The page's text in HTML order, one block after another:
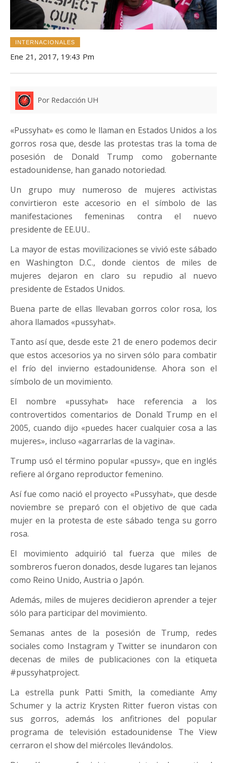
INTERNACIONALES
Ene 21, 2017, 19:43 Pm
Por Redacción UH
«Pussyhat» es como le llaman en Estados Unidos a los
gorros rosa que, desde las protestas tras la toma de
posesión de Donald Trump como gobernante
estadounidense, han ganado notoriedad.
Un grupo muy numeroso de mujeres activistas
convirtieron este accesorio en el símbolo de las
manifestaciones femeninas contra el nuevo
presidente de EE.UU..
La mayor de estas movilizaciones se vivió este sábado
en Washington D.C., donde cientos de miles de
mujeres dejaron en claro su repudio al nuevo
presidente de Estados Unidos.
Buena parte de ellas llevaban gorros color rosa, los
ahora llamados «pussyhat».
Tanto así que, desde este 21 de enero podemos decir
que estos accesorios ya no sirven sólo para combatir
el frío del invierno estadounidense. Ahora son el
símbolo de un movimiento.
El nombre «pussyhat» hace referencia a los
controvertidos comentarios de Donald Trump en el
2005, cuando dijo «puedes hacer cualquier cosa a las
mujeres», incluso «agarrarlas de la vagina».
Trump usó el término popular «pussy», que en inglés
refiere al órgano reproductor femenino.
Así fue como nació el proyecto «Pussyhat», que desde
noviembre se preparó con el objetivo de que cada
mujer en la protesta de este sábado tenga su gorro
rosa.
El movimiento adquirió tal fuerza que miles de
sombreros fueron donados, desde lugares tan lejanos
como Reino Unido, Austria o Japón.
Además, miles de mujeres decidieron aprender a tejer
sólo para participar del movimiento.
Semanas antes de la posesión de Trump, redes
sociales como Instagram y Twitter se inundaron con
decenas de miles de publicaciones con la etiqueta
#pussyhatproject.
La estrella punk Patti Smith, la comediante Amy
Schumer y la actriz Krysten Ritter fueron vistas con
sus gorros, además los anfitriones del popular
programa de televisión estadounidense The View
cerraron el show del miércoles llevándolos.